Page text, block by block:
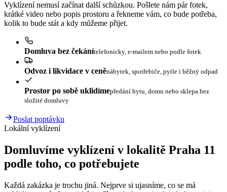
Vyklízení nemusí začínat další schůzkou. Pošlete nám pár fotek,
krátké video nebo popis prostoru a řekneme vám, co bude potřeba,
kolik to bude stát a kdy můžeme přijet.
Domluva bez čekánítelefonicky, e-mailem nebo podle fotek
Odvoz i likvidace v ceněnábytek, spotřebiče, pytle i běžný odpad
Prostor po sobě uklidímepředání bytu, domu nebo sklepa bez
složité domluvy
Poslat poptávku
Lokální vyklízení
Domluvíme vyklízení v lokalitě Praha 11
podle toho, co potřebujete
Každá zakázka je trochu jiná. Nejprve si ujasníme, co se má